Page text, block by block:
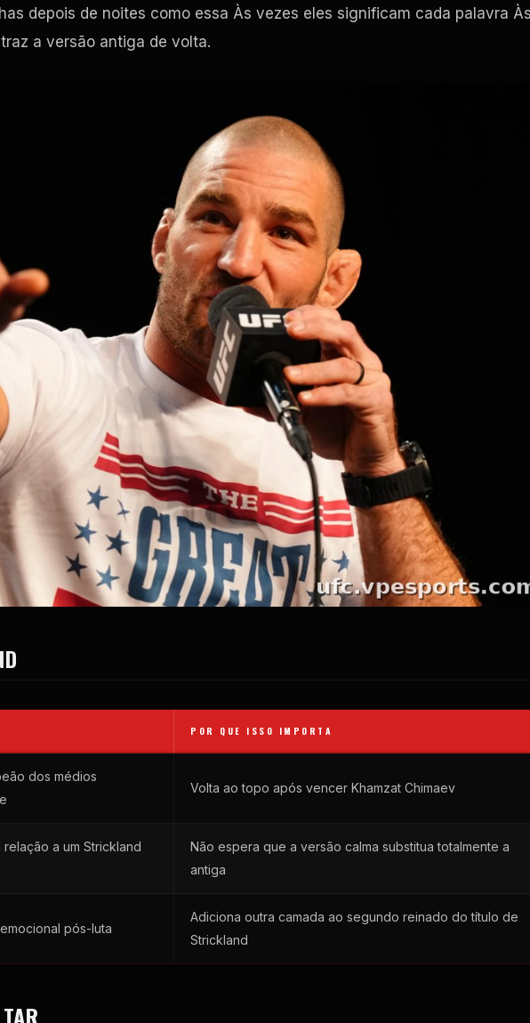
depois de noites como essa Às vezes eles significam cada palavra Às
a versão antiga de volta.
POR QUE ISSO IMPORTA
dos médios
Volta ao topo após vencer Khamzat Chimaev
relação a um Strickland
Não espera que a versão calma substitua totalmente a
antiga
pós-luta
Adiciona outra camada ao segundo reinado do título de
Strickland